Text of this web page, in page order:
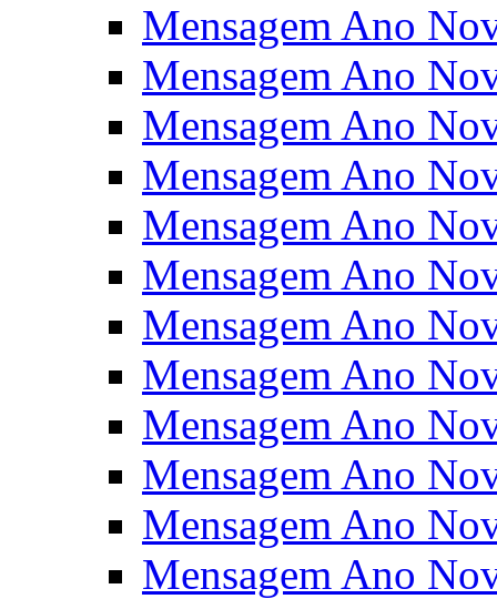
Mensagem Ano
Mensagem Ano
Mensagem Ano
Mensagem Ano
Mensagem Ano
Mensagem Ano
Mensagem Ano
Mensagem Ano
Mensagem Ano
Mensagem Ano
Mensagem Ano
Mensagem Ano